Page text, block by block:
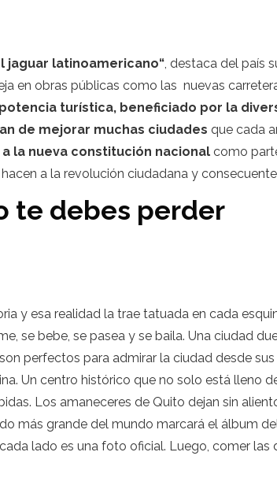
jaguar latinoamericano“, destaca del país
en obras públicas como las nuevas
turística, beneficiado por la
de mejorar muchas ciudades que cada
la nueva constitución nacional como
a la revolución ciudadana y
te debes perder
y esa realidad la trae tatuada en cada
se bebe, se pasea y se baila. Una ciudad
perfectos para admirar la ciudad desde
Un centro histórico que no solo está lleno
Los amaneceres de Quito dejan sin
más grande del mundo marcará el álbum
lado es una foto oficial. Luego, comer